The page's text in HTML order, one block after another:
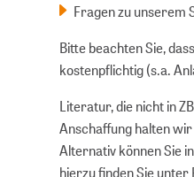
Fragen zu unserem
Bitte beachten Sie,
kostenpflichtig (s.a.
Literatur, die nicht in
Anschaffung halten
Alternativ können Sie
hierzu finden Sie unter